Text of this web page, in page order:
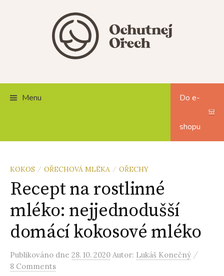
Menu Do e-
shopu
KOKOS / OŘECHOVÁ MLÉKA / OŘECHY
Recept na rostlinné
mléko: nejjednodušší
domácí kokosové mléko
Publikováno dne 28. 10. 2020 Autor: Lukáš Konečný /
8 Comments